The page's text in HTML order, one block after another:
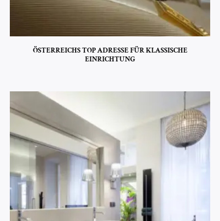
ÖSTERREICHS TOP ADRESSE FÜR KLASSISCHE
EINRICHTUNG